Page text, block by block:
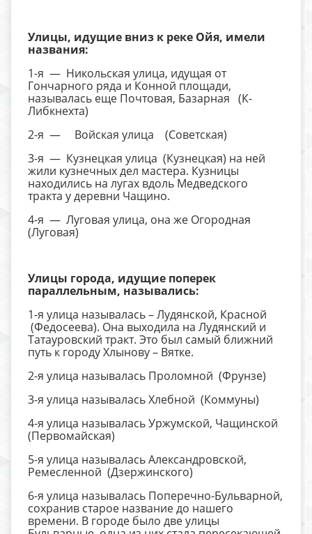
Улицы, идущие вниз к реке Ойя, имели
названия:
1-я — Никольская улица, идущая от
Гончарного ряда и Конной площади,
называлась еще Почтовая, Базарная (К-
Либкнехта)
2-я — Войская улица (Советская)
3-я — Кузнецкая улица (Кузнецкая) на ней
жили кузнечных дел мастера. Кузницы
находились на лугах вдоль Медведского
тракта у деревни Чащино.
4-я — Луговая улица, она же Огородная
(Луговая)
Улицы города, идущие поперек
параллельным, назывались:
1-я улица называлась – Лудянской, Красной
(Федосеева). Она выходила на Лудянский и
Татауровский тракт. Это был самый ближний
путь к городу Хлынову – Вятке.
2-я улица называлась Проломной (Фрунзе)
3-я улица называлась Хлебной (Коммуны)
4-я улица называлась Уржумской, Чащинской
(Первомайская)
5-я улица называлась Александровской,
Ремесленной (Дзержинского)
6-я улица называлась Поперечно-Бульварной,
сохранив старое название до нашего
времени. В городе было две улицы